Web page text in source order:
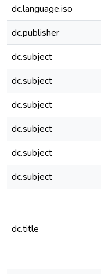
dc.language.iso
dc.publisher
dc.subject
dc.subject
dc.subject
dc.subject
dc.subject
dc.subject
dc.title